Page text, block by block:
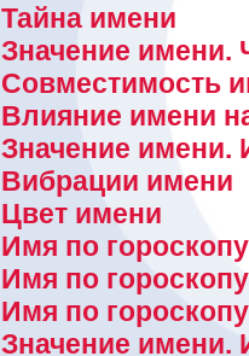
Тайна имени
Значение имени.
Совместимость
Влияние имени
Значение имени.
Вибрации имени
Цвет имени
Имя по гороскопу
Имя по
Имя по
Значение